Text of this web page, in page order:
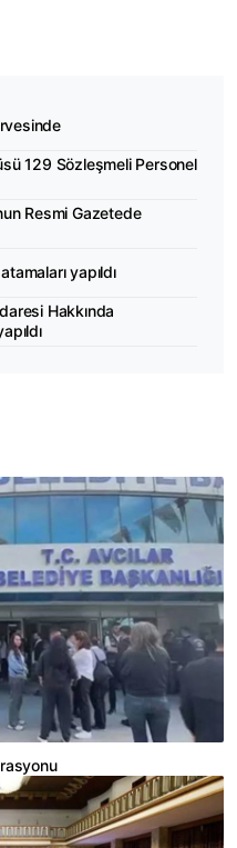
129 Sözleşmeli Personel
Resmi Gazetede
yapıldı
Hakkında